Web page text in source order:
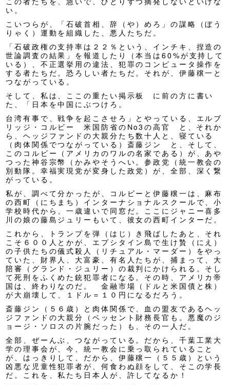
この者たちを、急いで、ひとりずつ摘発しないといけな
い。
こいつらが、「石破首相、辞（や）めろ」の謀略（ぼう
りゃく）運動を組織した、悪人たちだ。
「石破政権の支持率は２２％という、インチキ、捏造の
世論調査の結果」を報道したり（本当は60%が支持して
いる）、不正選挙用の違法、犯罪のコンピュータ操作を
する者たちだ。恐ろしい者たちだ。それが、伊藤穣一と
つながっている。
そして、私は、ここの重たい掲示板 に前の方に書い
た、「日本を中国にぶつけろ。
台湾有事で、戦争を起こさせろ」とやっている、エルブ
リッジ・コルビー 米国防省のNo3の高官 と、それか
ら、ヘッジファンドの大親分たち数十人と、寝ている
（肉体関係でつながっている）斎藤ジン と、そして、
このコルビー（アメリカのワルの名家である）が、あや
つった神谷宗幣（かみやそうへい。参政党（統一教会の
別動隊。幸福実現党が変身した政党）が、全部、深く繋
がっている。
私が、調べて分かったが、コルビーと伊藤穣一は、麻布
の西町（にちまち）インターナショナルスクールで、小
学校時代から、一歳違いで同窓だ。ここにジャニー喜多
川の娘の藤島ジュリーもいて、彼女の西町インターだ。
これから、トランプを弾（はじ）き飛ばしたあと、それ
こそ６００人とかが、エプシタイン島で生け贄（にえ）
の子供たちの儀式殺人（リチュアル・マーダー）をやっ
ていた、財界人、大富豪、有名人たちが、捕まって、大
陪審（グランド・ジュリー）の裁判にかけられる。そし
て死刑をふくめた銃犯罪者になる。その時、アメリカ帝
国は、終わりなのだ。 金融市場（ドルと米国債と株）
が大崩壊して、１ドル＝１０円になるだろう。
斎藤ジン（５６歳）と肉体関係で、血の盟友であるヘッ
ジファンドの大親分（ベッセント財務長官も。悪魔のジ
ョージ・ソロスの片腕だった）も、その一人だ。
全部、ぜーんぶ、つながっている。だから、千葉工業大
学の理事会が、今、統一教会に乗っ取られていること
が、はっきりして、だから、伊藤穣一（５５歳）という
凶悪な児童性犯罪者が、何食わぬ顔をして、そこの学長
だ。これを、私たち日本人が、許してなるか！